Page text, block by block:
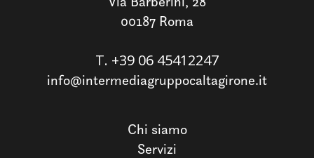
00187 Roma
T. +39 06 45412247
info@intermediagruppocaltagirone.it
Chi siamo
Servizi